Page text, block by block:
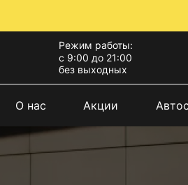
Режим работы:
с 9:00 до 21:00
без выходных
О нас Акции